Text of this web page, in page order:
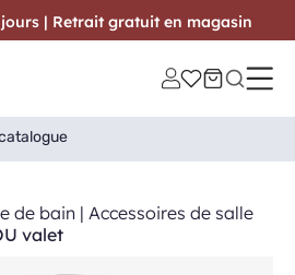
de bain | Accessoires de salle
valet
| Retrait gratuit en magasin